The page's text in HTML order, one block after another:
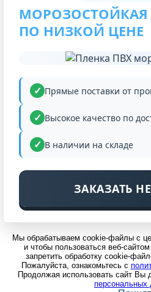
МОРОЗОСТОЙКАЯ
ПО НИЗКОЙ ЦЕНЕ
Прямые поставки от
Высокое качество по
В наличии на складе
ЗАКАЗАТЬ
Мы обрабатываем cookie-файлы с
и чтобы пользоваться веб-
запретить обработку cookie-
Пожалуйста, ознакомьтесь с
Продолжая использовать сайт Вы
персональных